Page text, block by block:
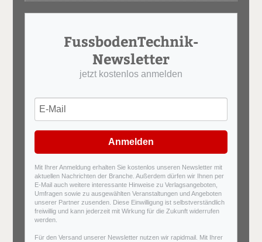
FussbodenTechnik-
Newsletter
jetzt kostenlos anmelden
Anmelden
Mit Ihrer Anmeldung erhalten Sie kostenlos unseren Newsletter mit
aktuellen Nachrichten der Branche. Außerdem dürfen wir Ihnen per
E-Mail auch weitere interessante Hinweise zu Verlagsangeboten,
Umfragen sowie zu ausgewählten Veranstaltungen und Angeboten
unserer Partner zusenden. Diese Einwilligung ist selbstverständlich
freiwillig und kann jederzeit mit Wirkung für die Zukunft widerrufen
werden.
Für den Versand unserer Newsletter nutzen wir rapidmail. Mit Ihrer